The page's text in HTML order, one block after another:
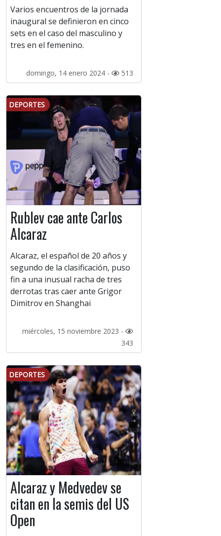
Varios encuentros de la jornada
inaugural se definieron en cinco
sets en el caso del masculino y
tres en el femenino.
domingo, 14 enero 2024 - 513
DEPORTES
Rublev cae ante Carlos
Alcaraz
Alcaraz, el español de 20 años y
segundo de la clasificación, puso
fin a una inusual racha de tres
derrotas tras caer ante Grigor
Dimitrov en Shanghai
miércoles, 15 noviembre 2023 -
343
DEPORTES
Alcaraz y Medvedev se
citan en la semis del US
Open